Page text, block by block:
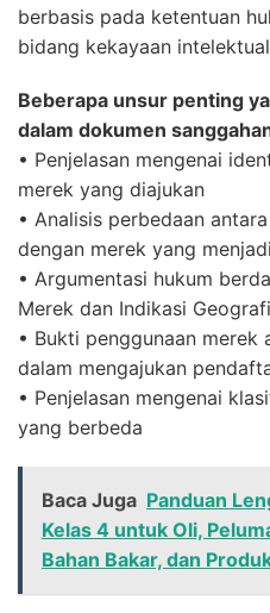
berbasis pada ketentuan
bidang kekayaan
Beberapa unsur penting
dalam dokumen
• Penjelasan mengenai
merek yang diajukan
• Analisis perbedaan
dengan merek yang
• Argumentasi hukum
Merek dan Indikasi
• Bukti penggunaan
dalam mengajukan
• Penjelasan mengenai
yang berbeda
Baca Juga Panduan
Kelas 4 untuk Oli,
Bahan Bakar, dan